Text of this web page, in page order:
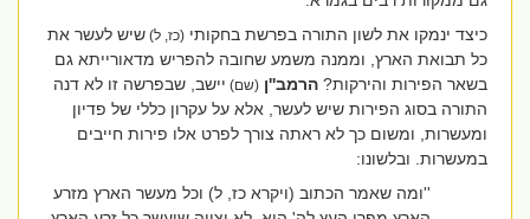
כיצד ינמקו את לשון התורה בפרשת בחקותי(כז, ל) שיש לעשר את
כל תבואת הארץ, וממנה משמע שחובה להפריש מדאורייתא גם
בשאר הפירות והירקות?הרמב''ן (שם)יישב, שבפרשה זו לא דנה
התורה בסוג הפירות שיש לעשר, אלא על עקרון כללי של פדיון
ומעשרות, ומשום כך לא ראתה צורך לפרט אלו פירות חייבים
במעשרות. ובלשונו:
''ומה שאמר הכתוב (ויקרא כז, ל) וכל מעשר הארץ מזרע